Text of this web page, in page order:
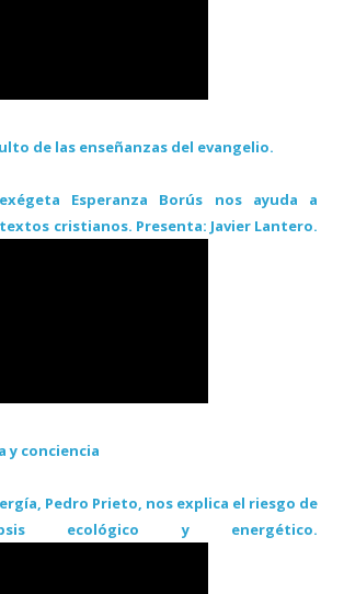
de las enseñanzas del evangelio.
Esperanza Borús nos ayuda a
cristianos. Presenta: Javier Lantero.
y conciencia
Pedro Prieto, nos explica el riesgo de
ecológico y energético.